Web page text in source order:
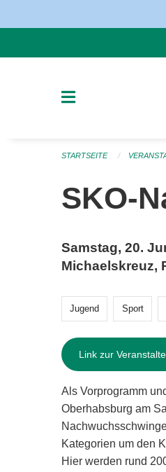
STARTSEITE
SKO-
Samstag, 20.
Michaelskreuz,
Jugend Sport
Link zur
Als Vorprogramm
Oberhabsburg am
Kategorien um den
Hier werden rund